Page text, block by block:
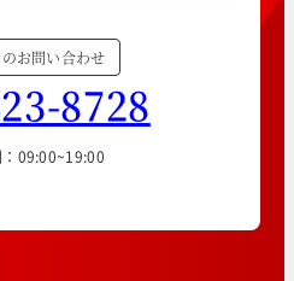
お問い合わせ
8728
：09:00~19:00